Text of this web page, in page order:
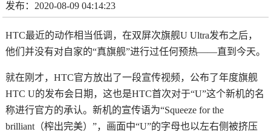
发布：2020-08-09 04:14:23
HTC最近的动作相当低调，在双屏次旗舰U Ultra发布之后，
他们并没有对自家的“真旗舰”进行过任何预热——直到今天。
就在刚才，HTC官方放出了一段宣传视频，公布了年度旗舰
HTC U的发布会日期，这也是HTC首次对于“U”这个新机的名
称进行官方的承认。新机的宣传语为“Squeeze for the
brilliant（榨出完美）”，画面中“U”的字母也以左右侧被挤压